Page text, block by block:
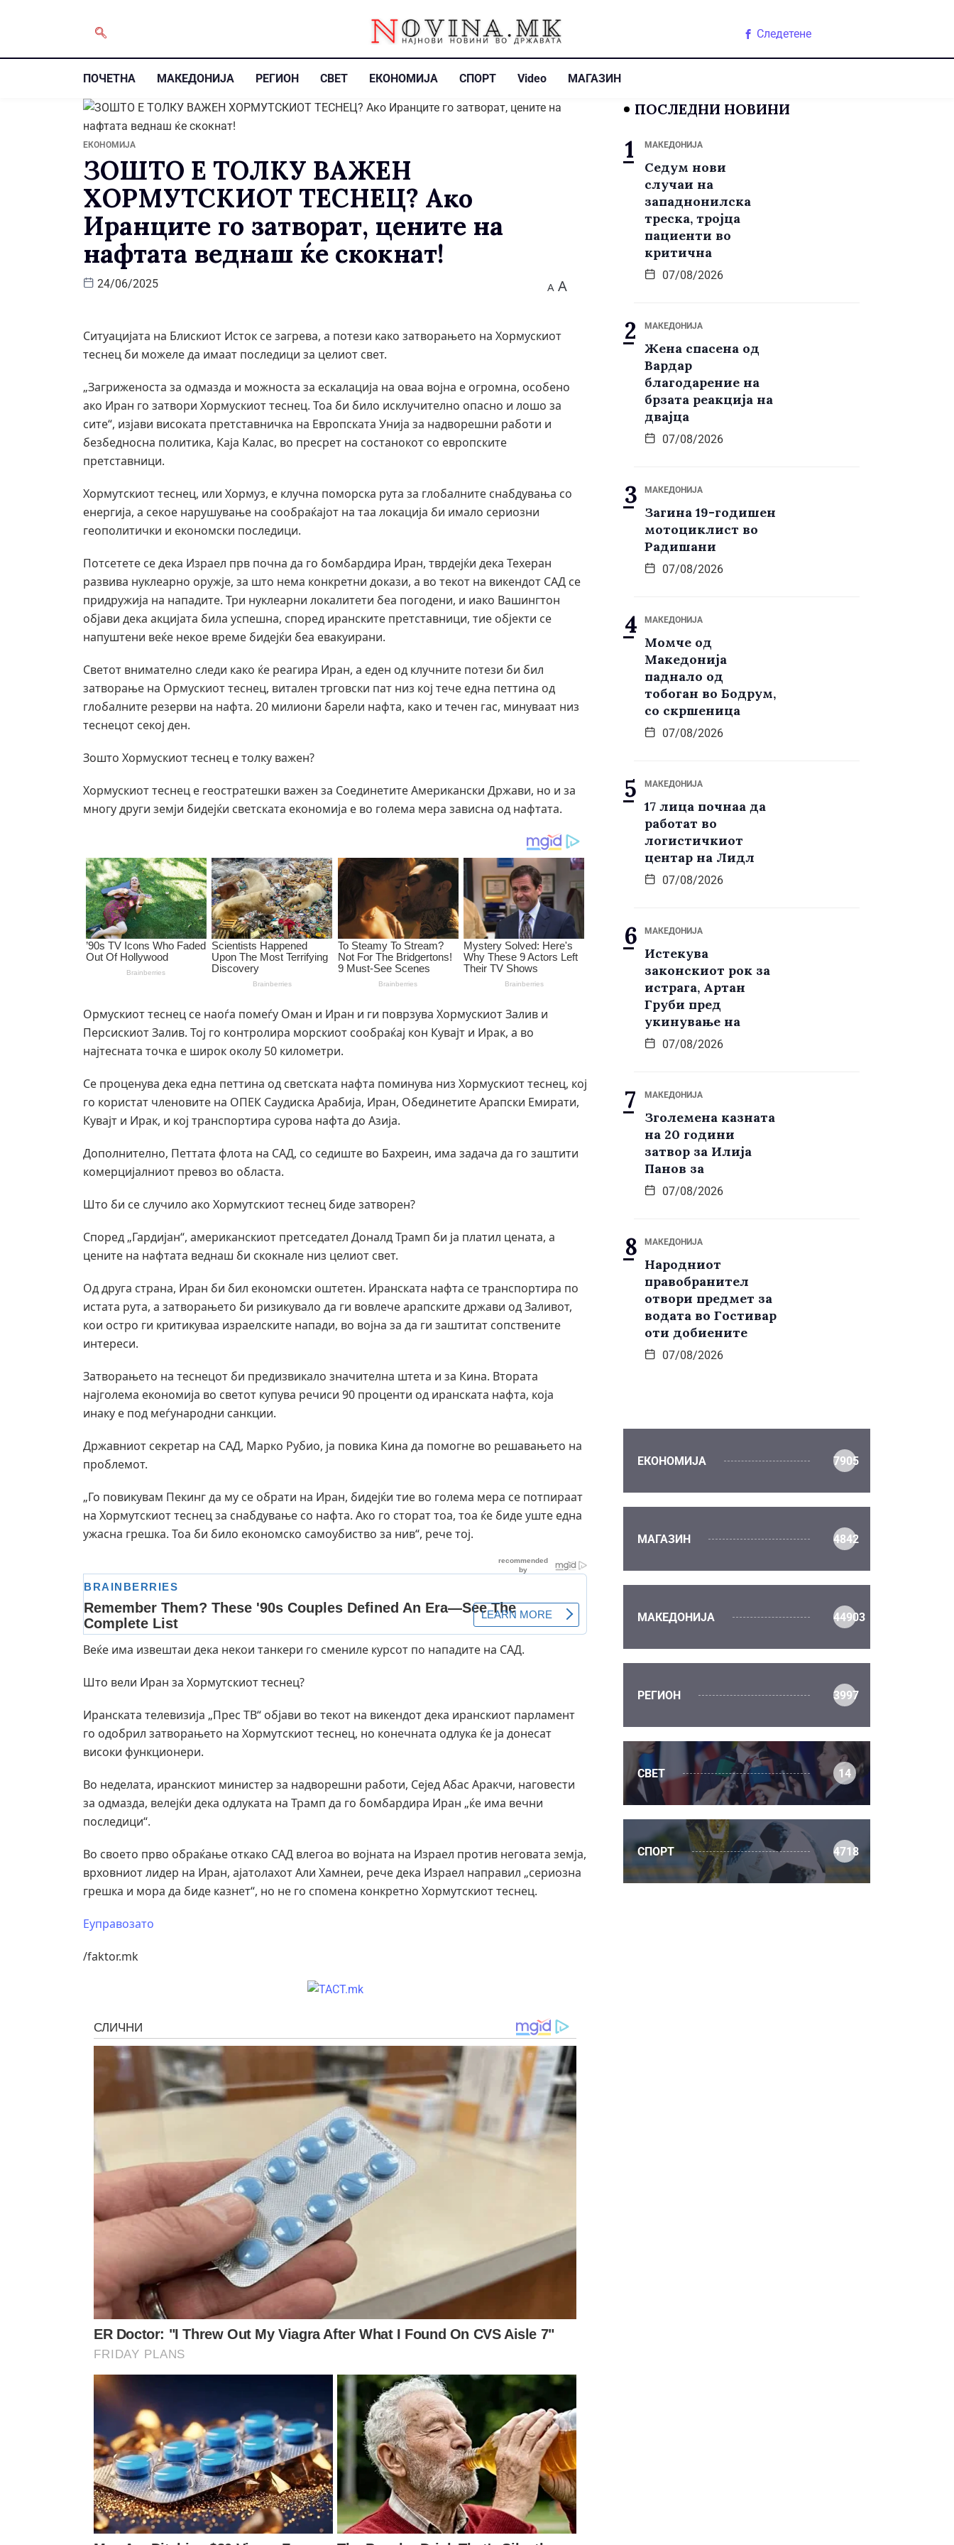
Следетене
ПОЧЕТНА МАКЕДОНИЈА РЕГИОН СВЕТ ЕКОНОМИЈА СПОРТ Video МАГАЗИН
ЕКОНОМИЈА
ЗОШТО Е ТОЛКУ ВАЖЕН
ХОРМУТСКИОТ ТЕСНЕЦ? Ако
Иранците го затворат, цените на
нафтата веднаш ќе скокнат!
24/06/2025 A A
Ситуацијата на Блискиот Исток се загрева, а потези како затворањето на Хормускиот
теснец би можеле да имаат последици за целиот свет.
„Загриженоста за одмазда и можноста за ескалација на оваа војна е огромна, особено
ако Иран го затвори Хормускиот теснец. Тоа би било исклучително опасно и лошо за
сите“, изјави високата претставничка на Европската Унија за надворешни работи и
безбедносна политика, Каја Калас, во пресрет на состанокот со европските
претставници.
Хормутскиот теснец, или Хормуз, е клучна поморска рута за глобалните снабдувања со
енергија, а секое нарушување на сообраќајот на таа локација би имало сериозни
геополитички и економски последици.
Потсетете се дека Израел прв почна да го бомбардира Иран, тврдејќи дека Техеран
развива нуклеарно оружје, за што нема конкретни докази, а во текот на викендот САД се
придружија на нападите. Три нуклеарни локалитети беа погодени, и иако Вашингтон
објави дека акцијата била успешна, според иранските претставници, тие објекти се
напуштени веќе некое време бидејќи беа евакуирани.
Светот внимателно следи како ќе реагира Иран, а еден од клучните потези би бил
затворање на Ормускиот теснец, витален трговски пат низ кој тече една петтина од
глобалните резерви на нафта. 20 милиони барели нафта, како и течен гас, минуваат низ
теснецот секој ден.
Зошто Хормускиот теснец е толку важен?
Хормускиот теснец е геостратешки важен за Соединетите Американски Држави, но и за
многу други земји бидејќи светската економија е во голема мера зависна од нафтата.
Ормускиот теснец се наоѓа помеѓу Оман и Иран и ги поврзува Хормускиот Залив и
Персискиот Залив. Тој го контролира морскиот сообраќај кон Кувајт и Ирак, а во
најтесната точка е широк околу 50 километри.
Се проценува дека една петтина од светската нафта поминува низ Хормускиот теснец, кој
го користат членовите на ОПЕК Саудиска Арабија, Иран, Обединетите Арапски Емирати,
Кувајт и Ирак, и кој транспортира сурова нафта до Азија.
Дополнително, Петтата флота на САД, со седиште во Бахреин, има задача да го заштити
комерцијалниот превоз во областа.
Што би се случило ако Хормутскиот теснец биде затворен?
Според „Гардијан“, американскиот претседател Доналд Трамп би ја платил цената, а
цените на нафтата веднаш би скокнале низ целиот свет.
Од друга страна, Иран би бил економски оштетен. Иранската нафта се транспортира по
истата рута, а затворањето би ризикувало да ги вовлече арапските држави од Заливот,
кои остро ги критикуваа израелските напади, во војна за да ги заштитат сопствените
интереси.
Затворањето на теснецот би предизвикало значителна штета и за Кина. Втората
најголема економија во светот купува речиси 90 проценти од иранската нафта, која
инаку е под меѓународни санкции.
Државниот секретар на САД, Марко Рубио, ја повика Кина да помогне во решавањето на
проблемот.
„Го повикувам Пекинг да му се обрати на Иран, бидејќи тие во голема мера се потпираат
на Хормутскиот теснец за снабдување со нафта. Ако го сторат тоа, тоа ќе биде уште една
ужасна грешка. Тоа би било економско самоубиство за нив“, рече тој.
Веќе има извештаи дека некои танкери го смениле курсот по нападите на САД.
Што вели Иран за Хормутскиот теснец?
Иранската телевизија „Прес ТВ“ објави во текот на викендот дека иранскиот парламент
го одобрил затворањето на Хормутскиот теснец, но конечната одлука ќе ја донесат
високи функционери.
Во неделата, иранскиот министер за надворешни работи, Сејед Абас Аракчи, наговести
за одмазда, велејќи дека одлуката на Трамп да го бомбардира Иран „ќе има вечни
последици“.
Во своето прво обраќање откако САД влегоа во војната на Израел против неговата земја,
врховниот лидер на Иран, ајатолахот Али Хамнеи, рече дека Израел направил „сериозна
грешка и мора да биде казнет“, но не го спомена конкретно Хормутскиот теснец.
Еуправозато
/faktor.mk
ПОСЛЕДНИ НОВИНИ
МАКЕДОНИЈА
Седум нови
случаи на
западнонилска
треска, тројца
пациенти во
критична
07/08/2026
МАКЕДОНИЈА
Жена спасена од
Вардар
благодарение на
брзата реакција на
двајца
07/08/2026
МАКЕДОНИЈА
Загина 19-годишен
мотоциклист во
Радишани
07/08/2026
МАКЕДОНИЈА
Момче од
Македонија
паднало од
тобоган во Бодрум,
со скршеница
07/08/2026
МАКЕДОНИЈА
17 лица почнаа да
работат во
логистичкиот
центар на Лидл
07/08/2026
МАКЕДОНИЈА
Истекува
законскиот рок за
истрага, Артан
Груби пред
укинување на
07/08/2026
МАКЕДОНИЈА
Зголемена казната
на 20 години
затвор за Илија
Панов за
07/08/2026
МАКЕДОНИЈА
Народниот
правобранител
отвори предмет за
водата во Гостивар
оти добиените
07/08/2026
ЕКОНОМИЈА 7905
МАГАЗИН 4842
МАКЕДОНИЈА 44903
РЕГИОН 3997
СВЕТ 14
СПОРТ 4718